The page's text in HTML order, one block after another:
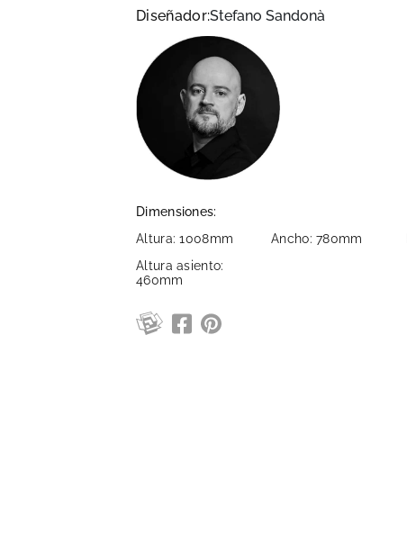
Diseñador:Stefano Sandonà
Dimensiones:
Altura: 1008mm
Ancho: 780mm
Altura asiento:
460mm